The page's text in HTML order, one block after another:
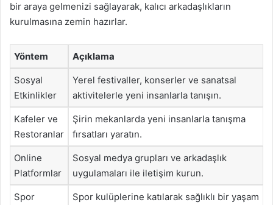
bir araya gelmenizi sağlayarak, kalıcı arkadaşlıkların
kurulmasına zemin hazırlar.
Yöntem Açıklama
Sosyal
Etkinlikler
Yerel festivaller, konserler ve sanatsal
aktivitelerle yeni insanlarla tanışın.
Kafeler ve
Restoranlar
Şirin mekanlarda yeni insanlarla tanışma
fırsatları yaratın.
Online
Platformlar
Sosyal medya grupları ve arkadaşlık
uygulamaları ile iletişim kurun.
Spor
Spor kulüplerine katılarak sağlıklı bir yaşam